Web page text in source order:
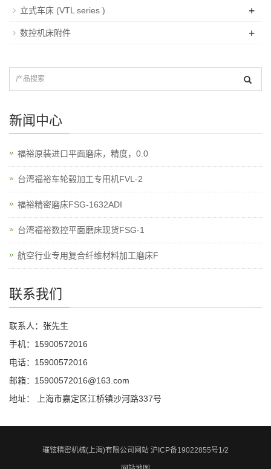
立式车床 (VTL series ) +
数控机床附件 +
新闻中心
福裕原装进口平面磨床，精度，0.0
台湾福裕车轮毂加工专用机FVL-2
福裕精密磨床FSG-1632ADI
台湾福裕数控平面磨床现货FSG-1
航空行业专用复合纤维材料加工磨床F
联系我们
联系人：张先生
手机：15900572016
电话：15900572016
邮箱：15900572016@163.com
地址： 上海市嘉定区江桥镇沙河路337号
璀铉精密机械(上海)有限公司网站 沪ICP备19022855号1/2